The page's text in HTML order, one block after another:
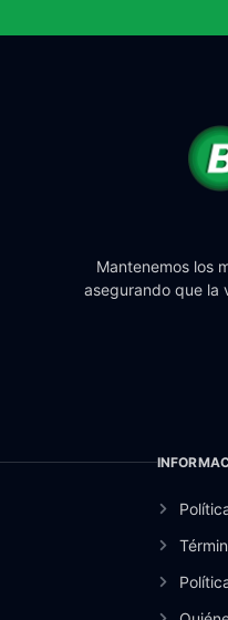
Mantenemos los
asegurando que la